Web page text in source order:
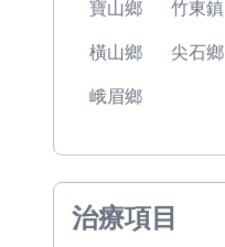
寶山鄉 竹東鎮
橫山鄉 尖石鄉
峨眉鄉
治療項目